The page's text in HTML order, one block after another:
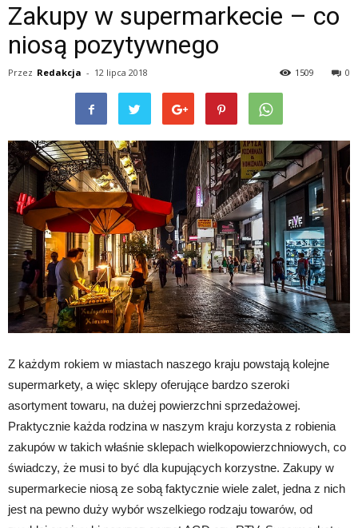
Zakupy w supermarkecie – co
niosą pozytywnego
Przez Redakcja - 12 lipca 2018 0
1509
Z każdym rokiem w miastach naszego kraju powstają kolejne
supermarkety, a więc sklepy oferujące bardzo szeroki
asortyment towaru, na dużej powierzchni sprzedażowej.
Praktycznie każda rodzina w naszym kraju korzysta z robienia
zakupów w takich właśnie sklepach wielkopowierzchniowych, co
świadczy, że musi to być dla kupujących korzystne. Zakupy w
supermarkecie niosą ze sobą faktycznie wiele zalet, jedna z nich
jest na pewno duży wybór wszelkiego rodzaju towarów, od